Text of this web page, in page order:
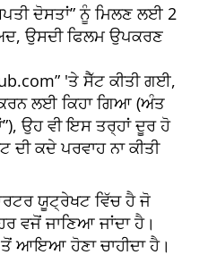
ਦੋਸਤਾਂ ਨੂੰ ਮਿਲਣ ਲਈ 2
ਉਸਦੀ ਫਿਲਮ ਉਪਕਰਣ
'ਤੇ ਸੈੱਟ ਕੀਤੀ ਗਈ,
ਲਈ ਕਿਹਾ ਗਿਆ (ਅੰਤ
), ਉਹ ਵੀ ਇਸ ਤਰ੍ਹਾਂ ਦੂਰ ਹੋ
ਕਦੇ ਪਰਵਾਹ ਨਾ ਕੀਤੀ
ਯੂਟ੍ਰੇਖਟ ਵਿੱਚ ਹੈ ਜੋ
ਵਜੋਂ ਜਾਣਿਆ ਜਾਂਦਾ ਹੈ।
ਆਇਆ ਹੋਣਾ ਚਾਹੀਦਾ ਹੈ।